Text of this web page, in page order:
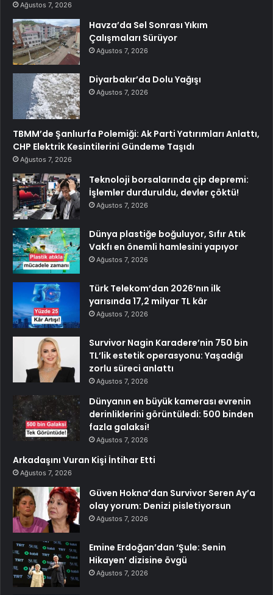
Ağustos 7, 2026
Havza’da Sel Sonrası Yıkım
Çalışmaları Sürüyor
Ağustos 7, 2026
Diyarbakır’da Dolu Yağışı
Ağustos 7, 2026
TBMM’de Şanlıurfa Polemiği: Ak Parti Yatırımları Anlattı,
CHP Elektrik Kesintilerini Gündeme Taşıdı
Ağustos 7, 2026
Teknoloji borsalarında çip depremi:
İşlemler durduruldu, devler çöktü!
Ağustos 7, 2026
Dünya plastiğe boğuluyor, Sıfır Atık
Vakfı en önemli hamlesini yapıyor
Ağustos 7, 2026
Türk Telekom’dan 2026’nın ilk
yarısında 17,2 milyar TL kâr
Ağustos 7, 2026
Survivor Nagin Karadere’nin 750 bin
TL’lik estetik operasyonu: Yaşadığı
zorlu süreci anlattı
Ağustos 7, 2026
Dünyanın en büyük kamerası evrenin
derinliklerini görüntüledi: 500 binden
fazla galaksi!
Ağustos 7, 2026
Arkadaşını Vuran Kişi İntihar Etti
Ağustos 7, 2026
Güven Hokna’dan Survivor Seren Ay’a
olay yorum: Denizi pisletiyorsun
Ağustos 7, 2026
Emine Erdoğan’dan ‘Şule: Senin
Hikayen’ dizisine övgü
Ağustos 7, 2026